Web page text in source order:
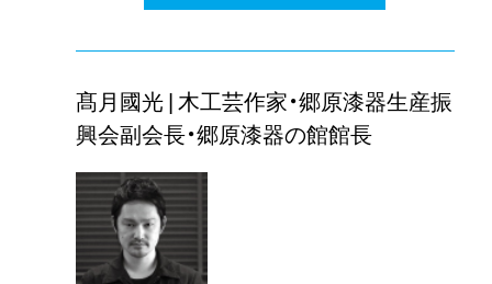
貢献をしており、今後も一層の発展が期待でき
る。
ーションと意味を記した岡山弁トランプの作成、
「でーれーガールズ」など岡山が舞台の映画の方
言指導や「ことばの祭り・たけべ」の実行委員、平
成28年からは岡山弁協会会長に就任。公民館や
各種団体などでの講演「岡山弁再発見!」はユーモ
ラスな語り口に加え、古代吉備国の繁栄を伝える
古墳の話を盛り込み好評を博している。
岡山弁に対する知識、情熱、また多彩でユニーク
髙月國光 | 木工芸作家・郷原漆器生産振
興会副会長・郷原漆器の館館長